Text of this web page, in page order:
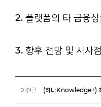
2. 플랫폼의 타 금융
3. 향후 전망 및 시사점
이전글